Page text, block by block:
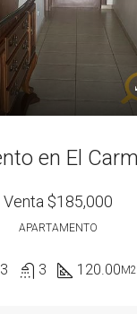
Venta $185,000
APARTAMENTO
3 3 120.00M2